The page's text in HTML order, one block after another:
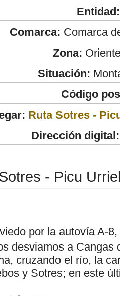
Entidad:
Comarca: Comarca
Zona:
Situación:
Código
Ruta Sotres -
Dirección digital:
- Picu
por la autovía A-
desviamos a Cangas
cruzando el río, la
y Sotres; en este